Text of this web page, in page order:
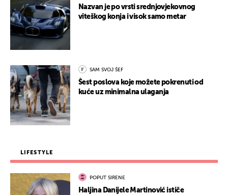
Nazvan je po vrsti srednjovjekovnog
viteškog konja i visok samo metar
SAM SVOJ ŠEF
Šest poslova koje možete pokrenuti od
kuće uz minimalna ulaganja
LIFESTYLE
POPUT SIRENE
Haljina Danijele Martinović ističe